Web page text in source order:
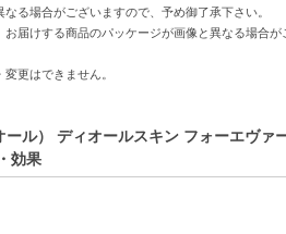
合し、肌に優しい使用感を実現。
くトランスファープルーフ処方。
る方
方
る場合がございますので、予め御了承下さい。
届けする商品のパッケージが画像と異なる場合
更はできません。
ル） ディオールスキン フォーエヴ
効果